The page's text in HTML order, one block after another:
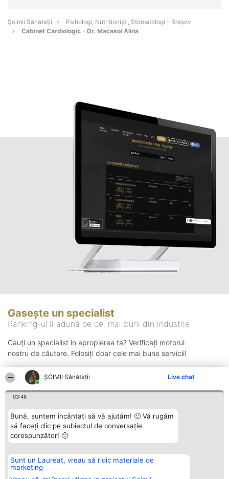
ŞOIMII Sănătații Live chat
03:46
Bună, suntem încântați să vă ajutăm! 🙂 Vă rugăm
să faceți clic pe subiectul de conversație
corespunzător! 🙂
Sunt un Laureat, vreau să ridic materiale de
marketing
Şoimii Sănătații
Psihologi, Nutriționiști, Stomatologi - Braşov
Cabinet Cardiologic - Dr. Macasoi Alina
Gasește un specialist
Ranking-ul îi adună pe cei mai buni din industrie
Cauți un specialist in apropierea ta? Verificați motorul
nostru de căutare. Folosiți doar cele mai bune servicii!
Organizator Ranking
BRIGHT SOLUTIONS BR SRL
Aleea Timisul De Sus 2 Bl. A30
Plebiscyt
Lista Tuturor
Contact